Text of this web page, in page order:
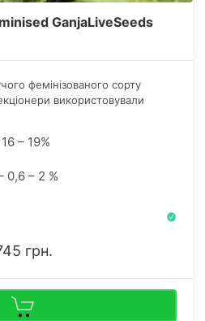
GanjaLiveSeeds
фемінізованого сорту
використовували
– 19%
0,6 – 2 %
грн.